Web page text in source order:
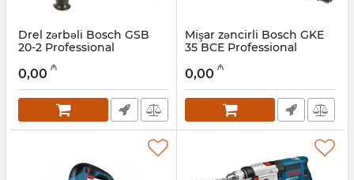
Drel zərbəli Bosch GSB
20-2 Professional
Artikul:
0,00 ₼
Mişar zəncirli Bosch GKE
35 BCE Professional
Artikul:
0,00 ₼